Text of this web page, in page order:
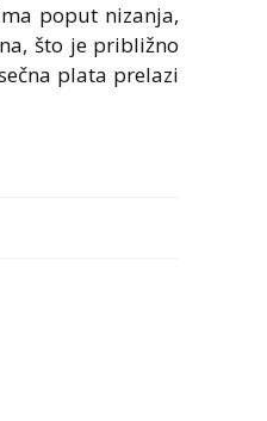
poput nizanja,
što je približno
plata prelazi